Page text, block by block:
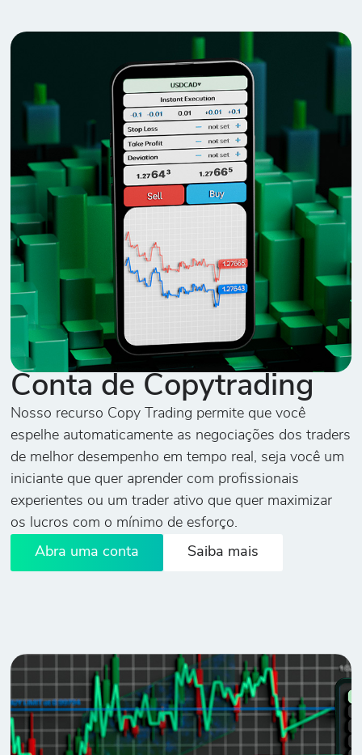
Conta de Copytrading
Nosso recurso Copy Trading permite que você
espelhe automaticamente as negociações dos traders
de melhor desempenho em tempo real, seja você um
iniciante que quer aprender com profissionais
experientes ou um trader ativo que quer maximizar
os lucros com o mínimo de esforço.
Abra uma conta
Saiba mais